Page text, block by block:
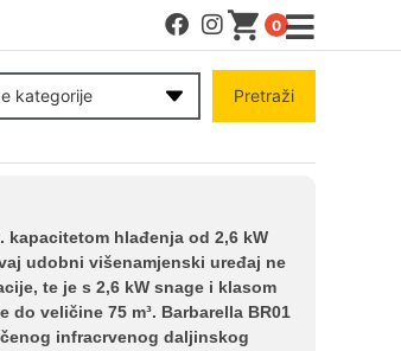
0
kategorije Pretraži
kapacitetom hlađenja od 2,6 kW
udobni višenamjenski uređaj ne
te je s 2,6 kW snage i klasom
veličine 75 m³. Barbarella BR01
infracrvenog daljinskog
Račun
Kupovina na rate